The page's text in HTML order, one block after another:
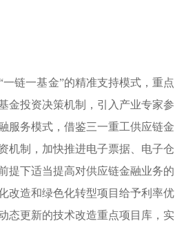
链一基金”的精准支持模式，重点
金投资决策机制，引入产业专家参
服务模式，借鉴三一重工供应链金
机制，加快推进电子票据、电子仓
提下适当提高对供应链金融业务的
改造和绿色化转型项目给予利率优
态更新的技术改造重点项目库，实